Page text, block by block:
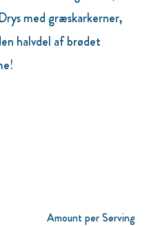
med græskarkerner,
halvdel af brødet
Amount per Serving